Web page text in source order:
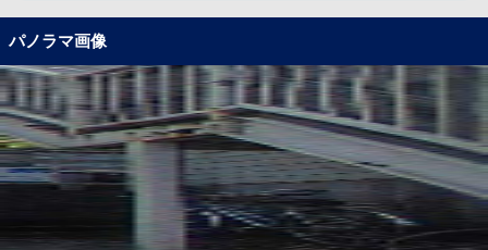
パノラマ画像